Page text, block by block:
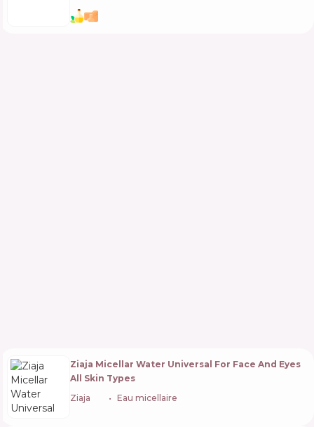
Ziaja Micellar Water Universal For Face And Eyes
All Skin Types
Ziaja
Eau micellaire